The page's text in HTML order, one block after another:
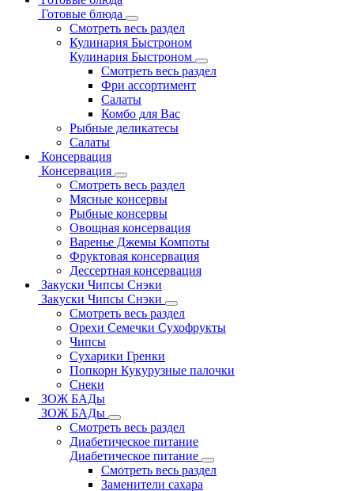
Готовые блюда
Смотреть весь раздел
Кулинария Быстроном
Кулинария Быстроном
Смотреть весь раздел
Фри ассортимент
Салаты
Комбо для Вас
Рыбные деликатесы
Салаты
Консервация
Консервация
Смотреть весь раздел
Мясные консервы
Рыбные консервы
Овощная консервация
Варенье Джемы Компоты
Фруктовая консервация
Дессертная консервация
Закуски Чипсы Снэки
Закуски Чипсы Снэки
Смотреть весь раздел
Орехи Семечки Сухофрукты
Чипсы
Сухарики Гренки
Попкорн Кукурузные палочки
Снеки
ЗОЖ БАДы
ЗОЖ БАДы
Смотреть весь раздел
Диабетическое питание
Диабетическое питание
Смотреть весь раздел
Заменители сахара